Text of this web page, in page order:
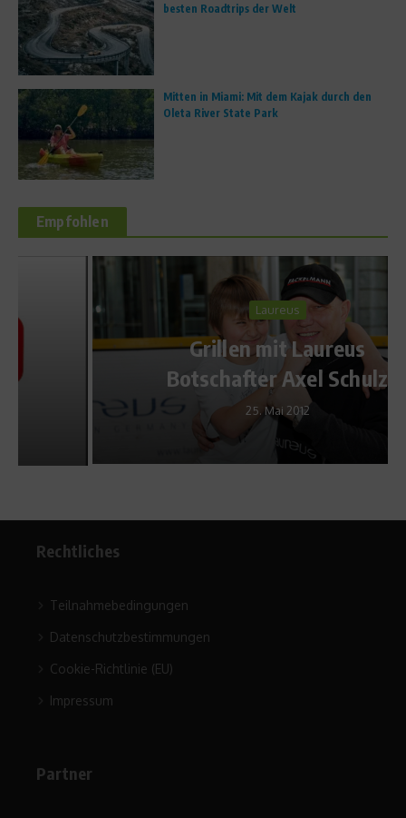
besten Roadtrips der Welt
Mitten in Miami: Mit dem Kajak durch den
Oleta River State Park
Empfohlen
Laureus
Grillen mit Laureus
Botschafter Axel Schulz
Rechtliches
Teilnahmebedingungen
Datenschutzbestimmungen
Cookie-Richtlinie (EU)
Impressum
Partner